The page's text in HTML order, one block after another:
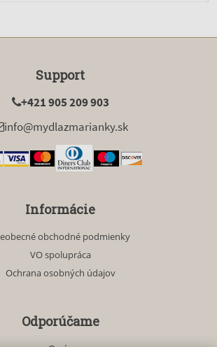
Support
+421 905 209 903
info@mydlazmarianky.sk
Informácie
obchodné podmienky
VO spolupráca
Ochrana osobných údajov
Odporúčame